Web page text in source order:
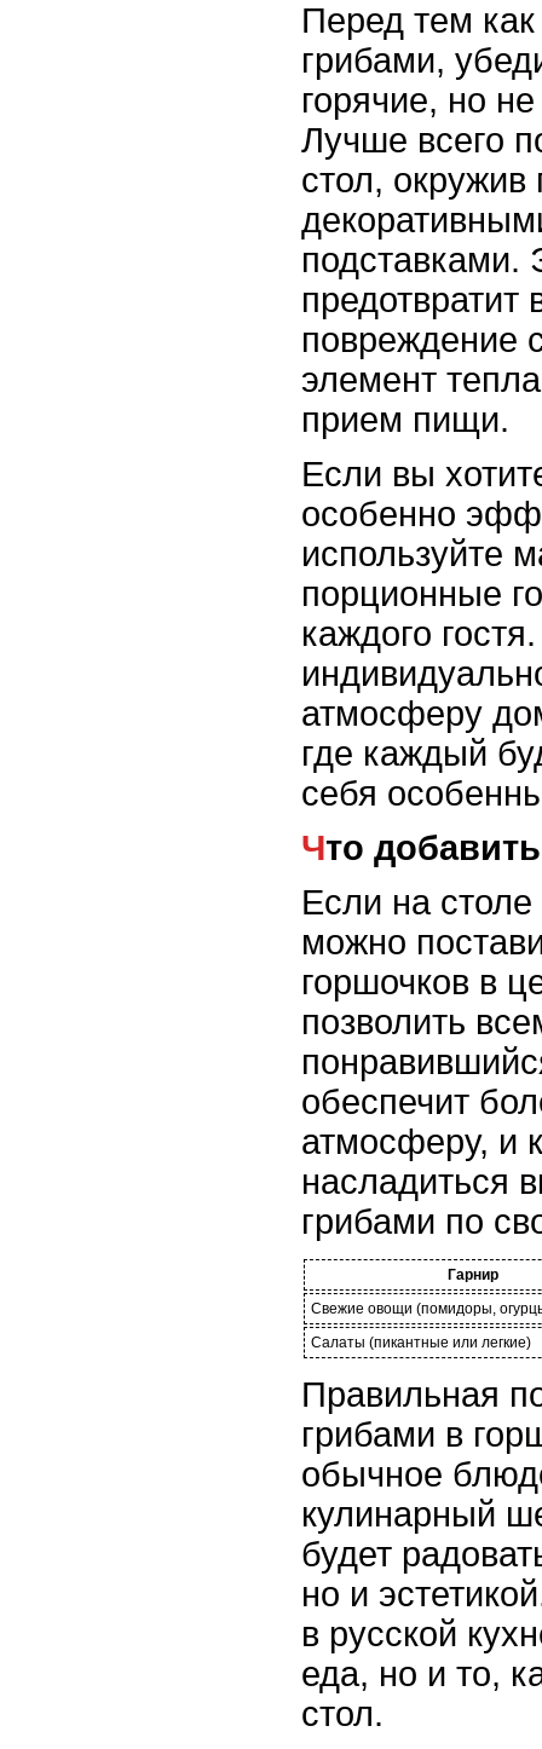
Перед тем
грибами,
горячие, но
Лучше всего
стол, окружив
подставками.
предотвратит
повреждение
элемент
прием пищи.
Если вы
особенно
используйте
порционные
каждого
атмосферу
где каждый
себя
Что
Если на столе
можно
горшочков в
позволить
обеспечит
атмосферу, и
насладиться
грибами по
Гарнир
Свежие овощи (помидоры,
Салаты (пикантные или легкие)
Правильная
грибами в
обычное
кулинарный
будет
но и
в русской
еда, но и то,
стол.